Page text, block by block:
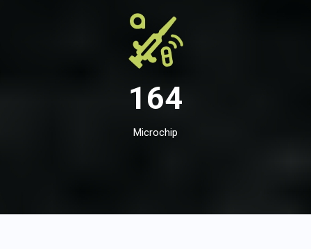
164
Microchip